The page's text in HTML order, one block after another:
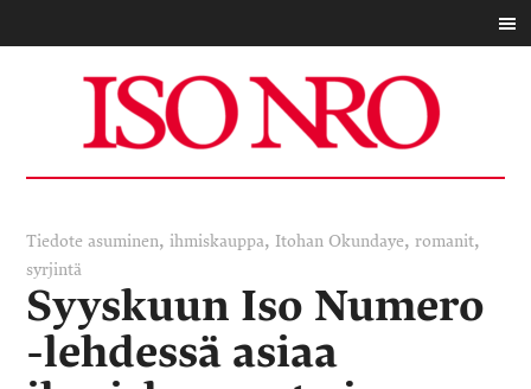
Tiedote asuminen,ihmiskauppa, Itohan Okundaye,romanit,
syrjintä
Syyskuun Iso Numero
-lehdessä asiaa